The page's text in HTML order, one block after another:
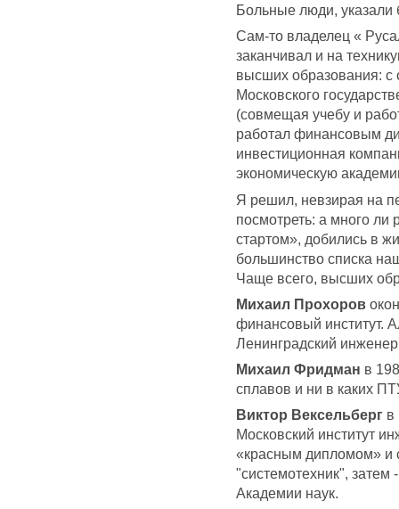
Больные люди, указали
Сам-то владелец «
заканчивал и на
высших образования: с
Московского
(совмещая учебу и
работал финансовым
инвестиционная
экономическую
Я решил, невзирая на
посмотреть: а много ли
стартом», добились в
большинство списка
Чаще всего, высших
Михаил Прохоров
финансовый институт.
Ленинградский
Михаил Фридман в
сплавов и ни в каких
Виктор Вексельберг в
Московский институт
«красным дипломом» и
"системотехник",
Академии наук.